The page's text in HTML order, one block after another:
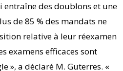
entraîne des doublons et une
de 85 % des mandats ne
relative à leur réexamen
examens efficaces sont
», a déclaré M. Guterres. «